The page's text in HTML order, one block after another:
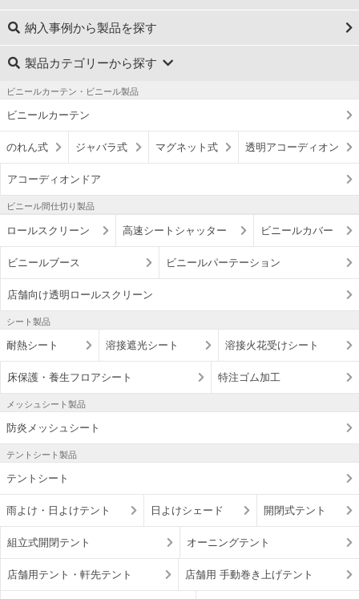
納入事例から製品を探す
製品カテゴリーから探す
ビニールカーテン・ビニール製品
ビニールカーテン
のれん式 ジャバラ式 マグネット式 透明アコーディオン
アコーディオンドア
ビニール間仕切り製品
ロールスクリーン 高速シートシャッター ビニールカバー
ビニールブース ビニールパーテーション
店舗向け透明ロールスクリーン
シート製品
耐熱シート 溶接遮光シート 溶接火花受けシート
床保護・養生フロアシート 特注ゴム加工
メッシュシート製品
防炎メッシュシート
テントシート製品
テントシート
雨よけ・日よけテント 日よけシェード 開閉式テント
組立式開閉テント オーニングテント
店舗用テント・軒先テント 店舗用 手動巻き上げテント